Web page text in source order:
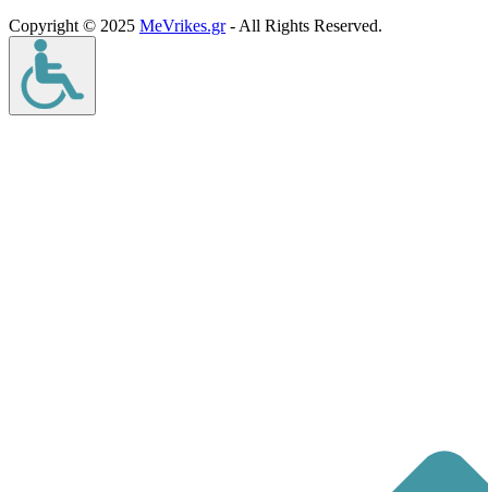
Copyright © 2025 MeVrikes.gr- All Rights Reserved.